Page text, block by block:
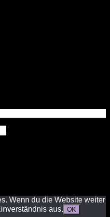
Wenn du die Website weiter
aus. OK